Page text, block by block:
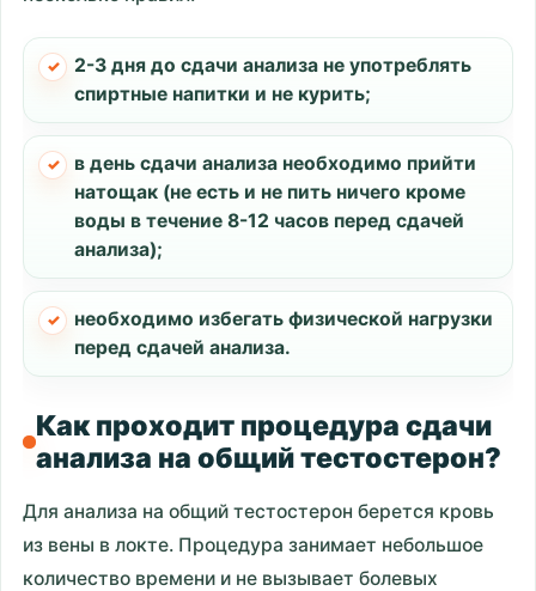
2-3 дня до сдачи анализа не употреблять
спиртные напитки и не курить;
в день сдачи анализа необходимо прийти
натощак (не есть и не пить ничего кроме
воды в течение 8-12 часов перед сдачей
анализа);
необходимо избегать физической нагрузки
перед сдачей анализа.
Как проходит процедура сдачи
анализа на общий тестостерон?
Для анализа на общий тестостерон берется кровь
из вены в локте. Процедура занимает небольшое
количество времени и не вызывает болевых